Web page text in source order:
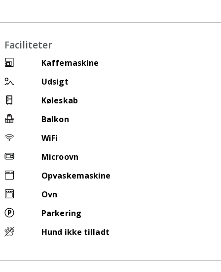
Faciliteter
Kaffemaskine
Udsigt
Køleskab
Balkon
WiFi
Microovn
Opvaskemaskine
Ovn
Parkering
Hund ikke tilladt